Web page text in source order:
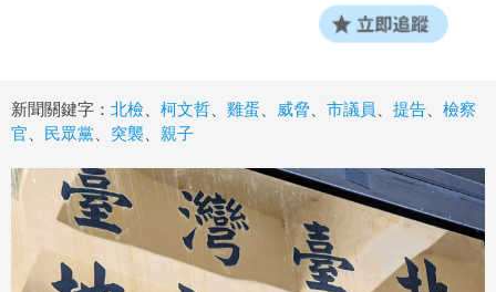
新聞關鍵字： 北檢 柯文哲 雞蛋 威脅 市議員 提告
檢察
官
民眾黨 突襲 親子